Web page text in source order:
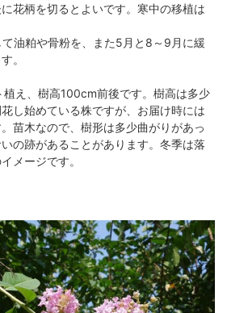
花柄を切るとよいです。寒中の移植は
油粕や骨粉を、また5月と8～9月に緩
。
え、樹高100cm前後です。樹高は多少
し始めている株ですが、お届け時には
苗木なので、樹形は多少曲がりがあっ
の跡があることがあります。冬季は落
メージです。